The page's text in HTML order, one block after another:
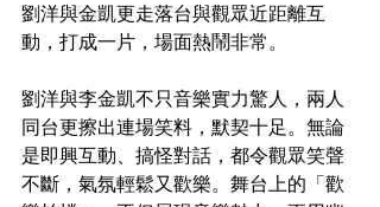
劉洋與金凱更走落台與觀眾近距離互
動，打成一片，場面熱鬧非常。
劉洋與李金凱不只音樂實力驚人，兩人
同台更擦出連場笑料，默契十足。無論
是即興互動、搞怪對話，都令觀眾笑聲
不斷，氣氛輕鬆又歡樂。舞台上的「歡